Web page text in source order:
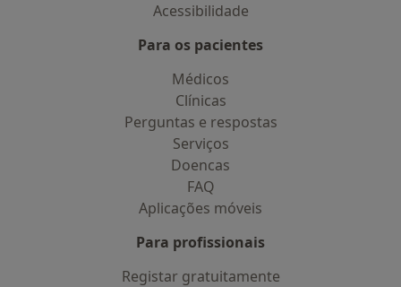
Acessibilidade
Para os pacientes
Médicos
Clínicas
Perguntas e respostas
Serviços
Doencas
FAQ
Aplicações móveis
Para profissionais
Registar gratuitamente